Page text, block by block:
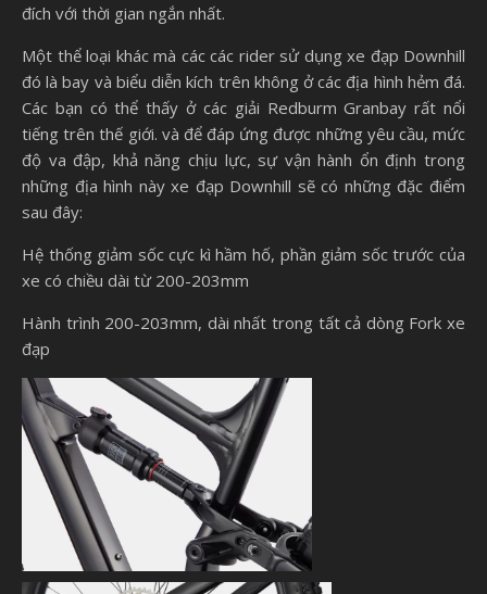
đích với thời gian ngắn nhất.
Một thể loại khác mà các các rider sử dụng xe đạp Downhill
đó là bay và biểu diễn kích trên không ở các địa hình hẻm đá.
Các bạn có thể thấy ở các giải Redburm Granbay rất nổi
tiếng trên thế giới. và để đáp ứng được những yêu cầu, mức
độ va đập, khả năng chịu lực, sự vận hành ổn định trong
những địa hình này xe đạp Downhill sẽ có những đặc điểm
sau đây:
Hệ thống giảm sốc cực kì hầm hố, phần giảm sốc trước của
xe có chiều dài từ 200-203mm
Hành trình 200-203mm, dài nhất trong tất cả dòng Fork xe
đạp